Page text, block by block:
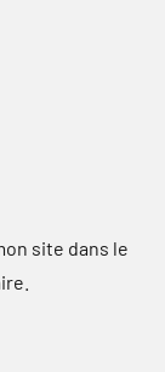
site dans le